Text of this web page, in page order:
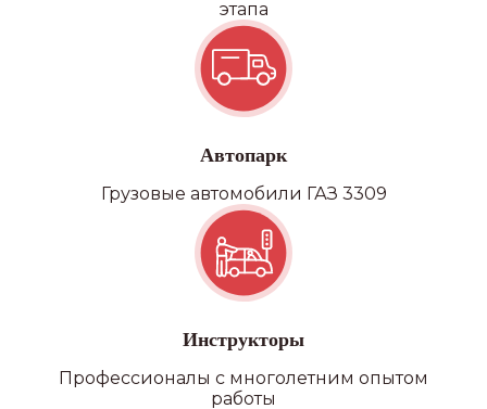
этапа
Автопарк
Грузовые автомобили ГАЗ 3309
Инструкторы
Профессионалы с многолетним опытом
работы